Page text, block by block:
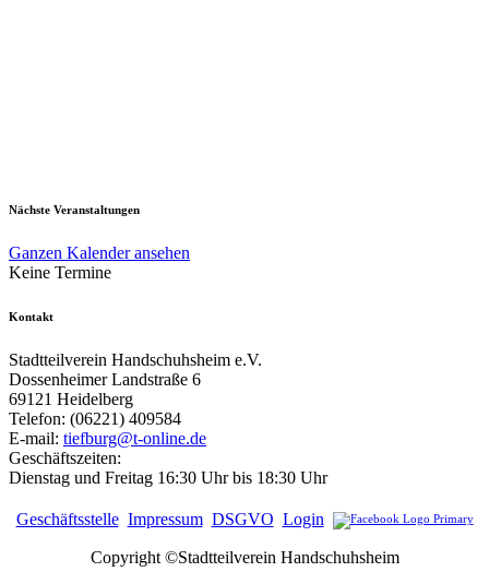
Nächste Veranstaltungen
Ganzen Kalender ansehen
Keine Termine
Kontakt
Stadtteilverein Handschuhsheim e.V.
Dossenheimer Landstraße 6
69121 Heidelberg
Telefon: (06221) 409584
E-mail: tiefburg@t-online.de
Geschäftszeiten:
Dienstag und Freitag 16:30 Uhr bis 18:30 Uhr
Geschäftsstelle Impressum DSGVO Login
Copyright ©Stadtteilverein Handschuhsheim